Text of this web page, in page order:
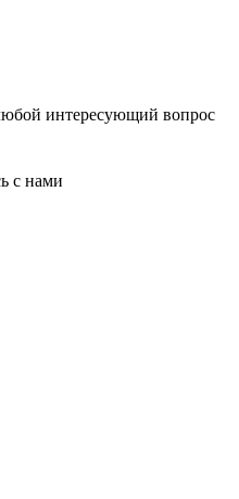
интересующий вопрос
с нами